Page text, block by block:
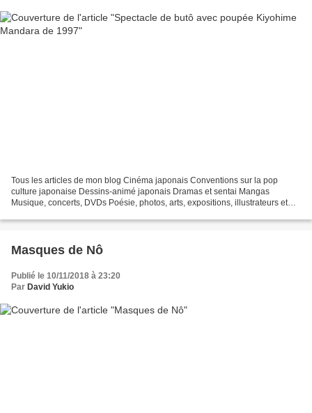
Tous les articles de mon blog Cinéma japonais Conventions sur la pop
culture japonaise Dessins-animé japonais Dramas et sentai Mangas
Musique, concerts, DVDs Poésie, photos, arts, expositions, illustrateurs et
Masques de Nô
Publié le 10/11/2018 à 23:20
Par David Yukio